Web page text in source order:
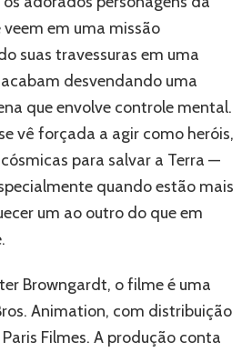
veem em uma missão
suas travessuras em uma
desvendando uma
que envolve controle mental.
vê forçada a agir como heróis,
para salvar a Terra —
quando estão mais
um ao outro do que em
Browngardt, o filme é uma
Animation, com distribuição
Filmes. A produção conta